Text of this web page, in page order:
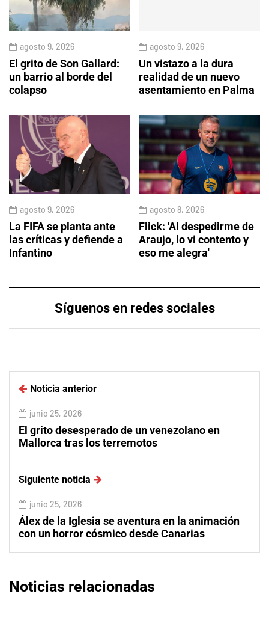
agosto 9, 2026
El grito de Son Gallard:
un barrio al borde del
colapso
agosto 9, 2026
Un vistazo a la dura
realidad de un nuevo
asentamiento en Palma
agosto 9, 2026
La FIFA se planta ante
las críticas y defiende a
Infantino
agosto 8, 2026
Flick: 'Al despedirme de
Araujo, lo vi contento y
eso me alegra'
Síguenos en redes sociales
Noticia anterior
junio 25, 2026
El grito desesperado de un venezolano en
Mallorca tras los terremotos
Siguiente noticia
junio 25, 2026
Álex de la Iglesia se aventura en la animación
con un horror cósmico desde Canarias
Noticias relacionadas